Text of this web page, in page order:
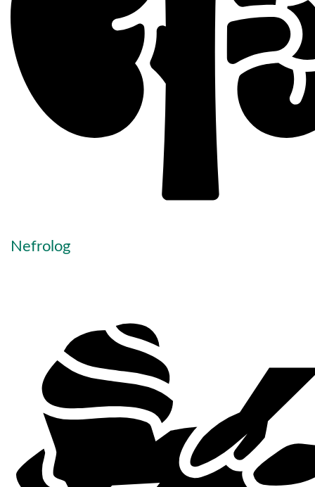
Nefrolog